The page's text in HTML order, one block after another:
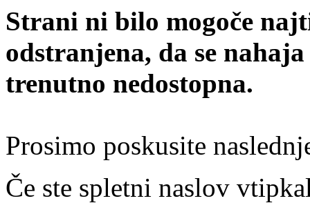
Strani ni bilo mogoče
odstranjena, da se
trenutno nedostopna.
Prosimo poskusite
Če ste spletni naslov